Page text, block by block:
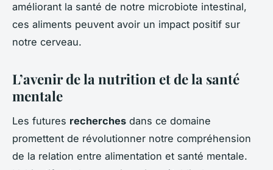
améliorant la santé de notre microbiote intestinal,
ces aliments peuvent avoir un impact positif sur
notre cerveau.
L’avenir de la nutrition et de la santé
mentale
Les futures recherches dans ce domaine
promettent de révolutionner notre compréhension
de la relation entre alimentation et santé mentale.